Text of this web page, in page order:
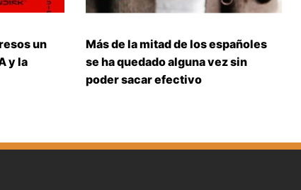
un
y la
Más de la mitad de los españoles
se ha quedado alguna vez sin
poder sacar efectivo